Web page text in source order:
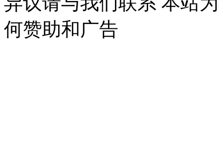
何赞助和广告